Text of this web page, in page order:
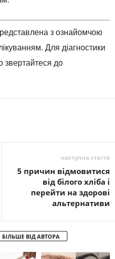
з ознайомчою
Для діагностики
звертайтеся до
наступна стаття
5 причин відмовитися
від білого хліба і
перейти на здорові
альтернативи
БІЛЬШЕ ВІД АВТОРА